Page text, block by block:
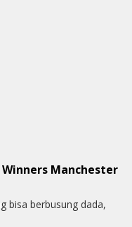
Manchester
bisa berbusung dada,